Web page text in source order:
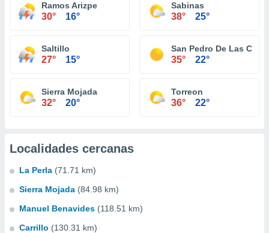
Ramos Arizpe
30° 16°
Sabinas
38° 25°
Saltillo
27° 15°
San Pedro De Las
35° 22°
Sierra Mojada
32° 20°
Torreon
36° 22°
Localidades cercanas
La Perla (71.71 km)
Sierra Mojada (84.98 km)
Manuel Benavides (118.51 km)
Carrillo (130.31 km)